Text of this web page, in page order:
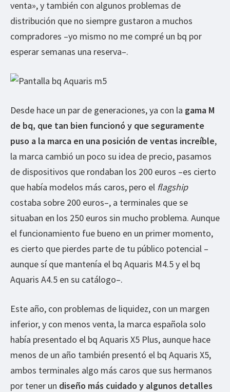
venta», y también con algunos problemas de
distribución que no siempre gustaron a muchos
compradores –yo mismo no me compré un bq por
esperar semanas una reserva–.
Desde hace un par de generaciones, ya con la gama M
de bq, que tan bien funcionó y que seguramente
puso a la marca en una posición de ventas increíble,
la marca cambió un poco su idea de precio, pasamos
de dispositivos que rondaban los 200 euros –es cierto
que había modelos más caros, pero el flagship
costaba sobre 200 euros–, a terminales que se
situaban en los 250 euros sin mucho problema. Aunque
el funcionamiento fue bueno en un primer momento,
es cierto que pierdes parte de tu público potencial –
aunque sí que mantenía el bq Aquaris M4.5 y el bq
Aquaris A4.5 en su catálogo–.
Este año, con problemas de liquidez, con un margen
inferior, y con menos venta, la marca española solo
había presentado el bq Aquaris X5 Plus, aunque hace
menos de un año también presentó el bq Aquaris X5,
ambos terminales algo más caros que sus hermanos
por tener un diseño más cuidado y algunos detalles